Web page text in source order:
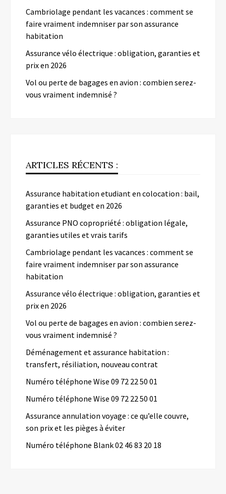
Cambriolage pendant les vacances : comment se
faire vraiment indemniser par son assurance
habitation
Assurance vélo électrique : obligation, garanties et
prix en 2026
Vol ou perte de bagages en avion : combien serez-
vous vraiment indemnisé ?
ARTICLES RÉCENTS :
Assurance habitation etudiant en colocation : bail,
garanties et budget en 2026
Assurance PNO copropriété : obligation légale,
garanties utiles et vrais tarifs
Cambriolage pendant les vacances : comment se
faire vraiment indemniser par son assurance
habitation
Assurance vélo électrique : obligation, garanties et
prix en 2026
Vol ou perte de bagages en avion : combien serez-
vous vraiment indemnisé ?
Déménagement et assurance habitation :
transfert, résiliation, nouveau contrat
Numéro téléphone Wise 09 72 22 50 01
Numéro téléphone Wise 09 72 22 50 01
Assurance annulation voyage : ce qu’elle couvre,
son prix et les pièges à éviter
Numéro téléphone Blank 02 46 83 20 18